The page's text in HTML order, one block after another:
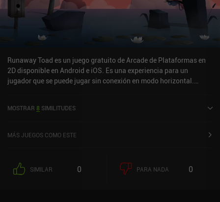
Runaway Toad es un juego gratuito de Arcade de Plataformas en
2D disponible en Android e iOS. Es una experiencia para un
jugador que se puede jugar sin conexión en modo horizontal.
Store de iOS.
MOSTRAR 8 SIMILITUDES
MÁS JUEGOS COMO ESTE
SIMILAR 0 PARA NADA 0